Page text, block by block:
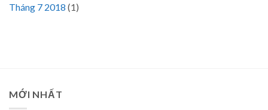
Tháng 7 2018 (1)
MỚI NHẤT